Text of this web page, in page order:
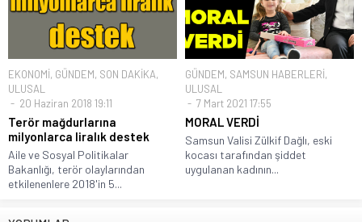
EKONOMİ, GÜNDEM, SON DAKİKA,
ULUSAL
20 Haziran 2018 19:11
Terör mağdurlarına
milyonlarca liralık destek
Aile ve Sosyal Politikalar
Bakanlığı, terör olaylarından
etkilenenlere 2018'in 5...
GÜNDEM, SAMSUN HABERLERİ,
ULUSAL
7 Mart 2021 17:55
MORAL VERDİ
Samsun Valisi Zülkif Dağlı, eski
kocası tarafından şiddet
uygulanan kadının...